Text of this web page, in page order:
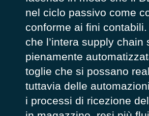
nel ciclo passivo come
conforme ai fini contabili.
che l’intera supply chain
pienamente
toglie che si possano
tuttavia delle
i processi di ricezione